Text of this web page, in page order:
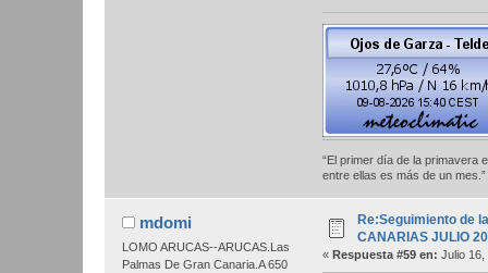
“El primer día de la primavera
entre ellas es más de un
mdomi
LOMO ARUCAS--ARUCAS.Las
Palmas De Gran Canaria.A 650
Re:Seguimiento de
CANARIAS JULIO
« Respuesta #59 en: Julio 16,